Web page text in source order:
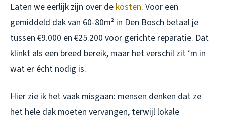
Laten we eerlijk zijn over de kosten. Voor een
gemiddeld dak van 60-80m² in Den Bosch betaal je
tussen €9.000 en €25.200 voor gerichte reparatie. Dat
klinkt als een breed bereik, maar het verschil zit ‘m in
wat er écht nodig is.
Hier zie ik het vaak misgaan: mensen denken dat ze
het hele dak moeten vervangen, terwijl lokale